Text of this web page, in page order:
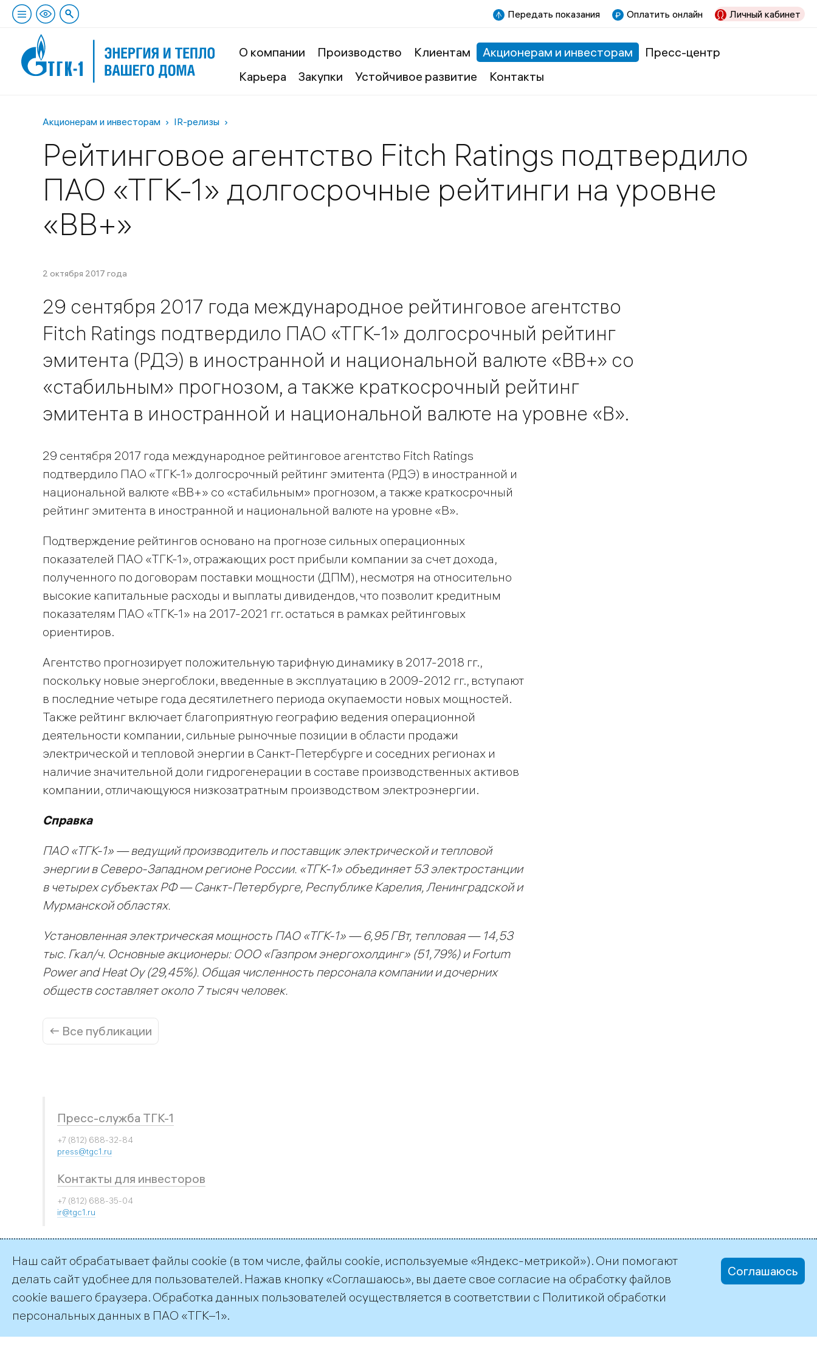
Передать показания Оплатить онлайн Личный кабинет
О компании Производство Клиентам Акционерам и инвесторам
Пресс-центр
Карьера
Закупки Устойчивое развитие Контакты
Акционерам и инвесторам IR-релизы
Рейтинговое агентство Fitch Ratings подтвердило
ПАО «ТГК-1» долгосрочные рейтинги на уровне
«BB+»
2 октября 2017 года
29 сентября 2017 года международное рейтинговое агентство
Fitch Ratings подтвердило ПАО «ТГК-1» долгосрочный рейтинг
эмитента (РДЭ) в иностранной и национальной валюте «ВВ+» со
«стабильным» прогнозом, а также краткосрочный рейтинг
эмитента в иностранной и национальной валюте на уровне «В».
29 сентября 2017 года международное рейтинговое агентство Fitch Ratings
подтвердило ПАО «ТГК-1» долгосрочный рейтинг эмитента (РДЭ) в иностранной и
национальной валюте «ВВ+» со «стабильным» прогнозом, а также краткосрочный
рейтинг эмитента в иностранной и национальной валюте на уровне «В».
Подтверждение рейтингов основано на прогнозе сильных операционных
показателей ПАО «ТГК-1», отражающих рост прибыли компании за счет дохода,
полученного по договорам поставки мощности (ДПМ), несмотря на относительно
высокие капитальные расходы и выплаты дивидендов, что позволит кредитным
показателям ПАО «ТГК-1» на 2017-2021 гг. остаться в рамках рейтинговых
ориентиров.
Агентство прогнозирует положительную тарифную динамику в 2017-2018 гг.,
поскольку новые энергоблоки, введенные в эксплуатацию в 2009-2012 гг., вступают
в последние четыре года десятилетнего периода окупаемости новых мощностей.
Также рейтинг включает благоприятную географию ведения операционной
деятельности компании, сильные рыночные позиции в области продажи
электрической и тепловой энергии в Санкт-Петербурге и соседних регионах и
наличие значительной доли гидрогенерации в составе производственных активов
компании, отличающуюся низкозатратным производством электроэнергии.
Справка
ПАО «ТГК-1» — ведущий производитель и поставщик электрической и тепловой
энергии в Северо-Западном регионе России. «ТГК-1» объединяет 53 электростанции
в четырех субъектах РФ — Санкт-Петербурге, Республике Карелия, Ленинградской и
Мурманской областях.
Установленная электрическая мощность ПАО «ТГК-1» — 6,95 ГВт, тепловая — 14,53
тыс. Гкал/ч. Основные акционеры: ООО «Газпром энергохолдинг» (51,79%) и Fortum
Power and Heat Oy (29,45%). Общая численность персонала компании и дочерних
обществ составляет около 7 тысяч человек.
← Все публикации
Пресс-служба ТГК-1
+7 (812) 688-32-84
press@tgc1.ru
Контакты для инвесторов
+7 (812) 688-35-04
ir@tgc1.ru
©2026 ПАО «ТГК–1»
Наш сайт обрабатывает файлы cookie (в том числе, файлы cookie, используемые «Яндекс-метрикой»). Они помогают
делать сайт удобнее для пользователей. Нажав кнопку «Соглашаюсь», вы даете свое согласие на обработку файлов
cookie вашего браузера. Обработка данных пользователей осуществляется в соответствии с Политикой обработки
персональных данных в ПАО «ТГК–1».
Соглашаюсь